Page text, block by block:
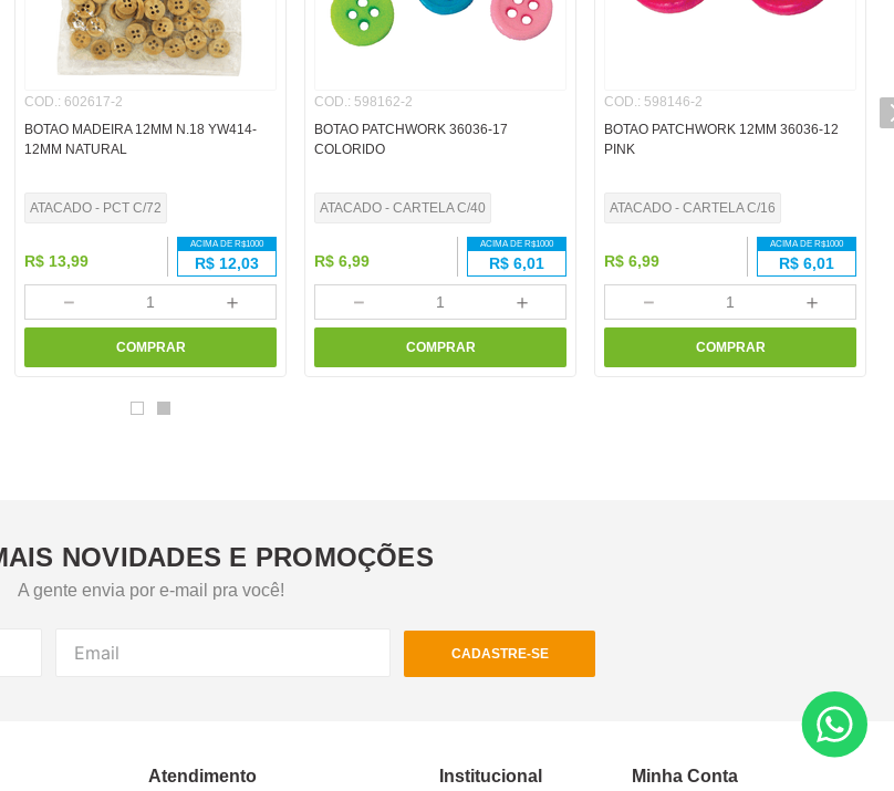
COD.: 602617-2
BOTAO MADEIRA 12MM N.18 YW414-
12MM NATURAL
ATACADO - PCT C/72
R$ 13,99
ACIMA DE R$1000
R$ 12,03
＋
－
COMPRAR
COD.: 598162-2
BOTAO PATCHWORK 36036-17
COLORIDO
ATACADO - CARTELA C/40
R$ 6,99
ACIMA DE R$1000
R$ 6,01
＋
－
COMPRAR
COD.: 598146-2
BOTAO PATCHWORK 12MM 36036-12
PINK
ATACADO - CARTELA C/16
R$ 6,99
ACIMA DE R$1000
R$ 6,01
＋
－
COMPRAR
NOVIDADES E PROMOÇÕES
A gente envia por e-mail pra você!
CADASTRE-SE
Atendimento Institucional Minha Conta